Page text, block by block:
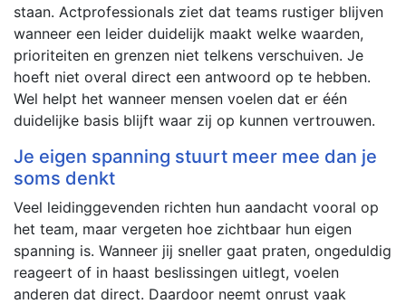
staan. Actprofessionals ziet dat teams rustiger blijven
wanneer een leider duidelijk maakt welke waarden,
prioriteiten en grenzen niet telkens verschuiven. Je
hoeft niet overal direct een antwoord op te hebben.
Wel helpt het wanneer mensen voelen dat er één
duidelijke basis blijft waar zij op kunnen vertrouwen.
Je eigen spanning stuurt meer mee dan je
soms denkt
Veel leidinggevenden richten hun aandacht vooral op
het team, maar vergeten hoe zichtbaar hun eigen
spanning is. Wanneer jij sneller gaat praten, ongeduldig
reageert of in haast beslissingen uitlegt, voelen
anderen dat direct. Daardoor neemt onrust vaak